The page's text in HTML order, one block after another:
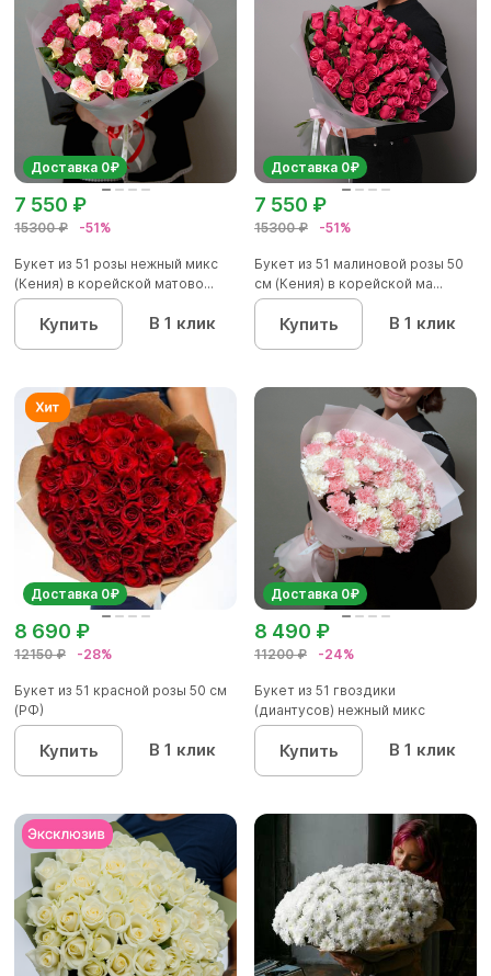
Доставка 0₽
15300 ₽ -51%
7 550 ₽
Букет из 51 розы нежный микс
(Кения) в корейской матово...
Купить В 1 клик
Доставка 0₽
15300 ₽ -51%
7 550 ₽
Букет из 51 малиновой розы 50
см (Кения) в корейской ма...
Купить В 1 клик
Доставка 0₽
12150 ₽ -28%
8 690 ₽
Букет из 51 красной розы 50 см
(РФ)
Купить В 1 клик
Доставка 0₽
11200 ₽ -24%
8 490 ₽
Букет из 51 гвоздики
(диантусов) нежный микс
Купить В 1 клик